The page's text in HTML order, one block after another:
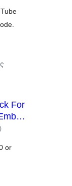
For
αξιολογήσεις
σύνολο
)
or